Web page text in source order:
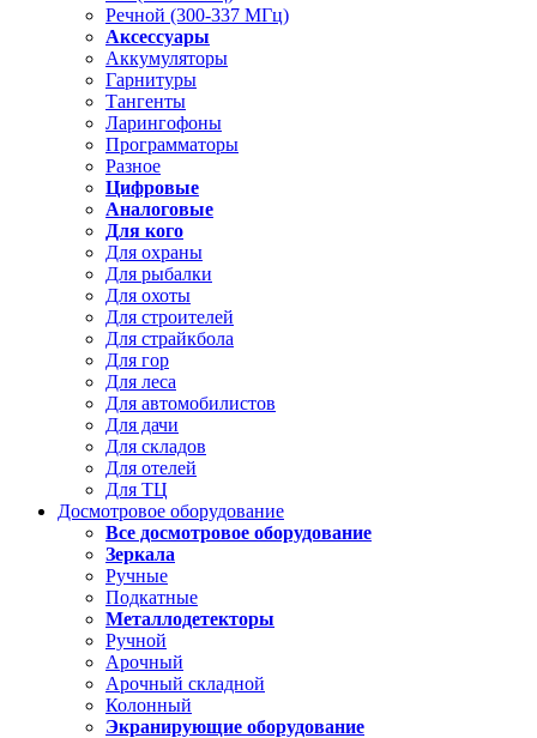
Речной (300-337 МГц)
Аксессуары
Аккумуляторы
Гарнитуры
Тангенты
Ларингофоны
Программаторы
Разное
Цифровые
Аналоговые
Для кого
Для охраны
Для рыбалки
Для охоты
Для строителей
Для страйкбола
Для гор
Для леса
Для автомобилистов
Для дачи
Для складов
Для отелей
Для ТЦ
Досмотровое оборудование
Все досмотровое оборудование
Зеркала
Ручные
Подкатные
Металлодетекторы
Ручной
Арочный
Арочный складной
Колонный
Экранирующие оборудование